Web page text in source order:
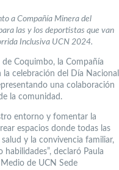
a Compañía Minera del
las y los deportistas que van
Inclusiva UCN 2024.
Coquimbo, la Compañía
celebración del Día Nacional
una colaboración
la comunidad.
entorno y fomentar la
espacios donde todas las
y la convivencia familiar,
declaró Paula
de UCN Sede